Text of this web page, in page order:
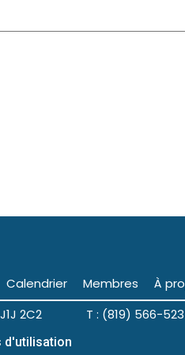
Calendrier Membres
À
J1J 2C2 T : (819) 566-
d'utilisation